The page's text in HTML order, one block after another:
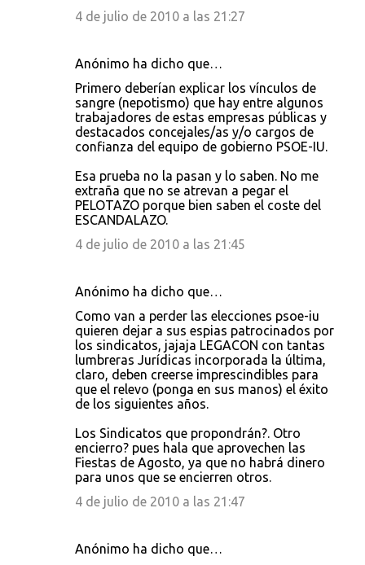
4 de julio de 2010 a las 21:27
Anónimo ha dicho que…
Primero deberían explicar los vínculos de
sangre (nepotismo) que hay entre algunos
trabajadores de estas empresas públicas y
destacados concejales/as y/o cargos de
confianza del equipo de gobierno PSOE-IU.
Esa prueba no la pasan y lo saben. No me
extraña que no se atrevan a pegar el
PELOTAZO porque bien saben el coste del
ESCANDALAZO.
4 de julio de 2010 a las 21:45
Anónimo ha dicho que…
Como van a perder las elecciones psoe-iu
quieren dejar a sus espias patrocinados por
los sindicatos, jajaja LEGACON con tantas
lumbreras Jurídicas incorporada la última,
claro, deben creerse imprescindibles para
que el relevo (ponga en sus manos) el éxito
de los siguientes años.
Los Sindicatos que propondrán?. Otro
encierro? pues hala que aprovechen las
Fiestas de Agosto, ya que no habrá dinero
para unos que se encierren otros.
4 de julio de 2010 a las 21:47
Anónimo ha dicho que…